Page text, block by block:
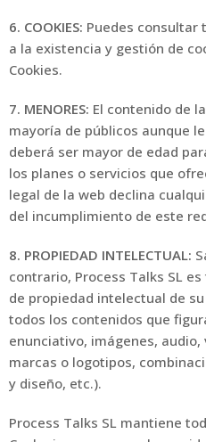
6. COOKIES: Puedes consultar
a la existencia y gestión de
Cookies.
7. MENORES: El contenido de
mayoría de públicos aunque
deberá ser mayor de edad
los planes o servicios que
legal de la web declina
del incumplimiento de este
8. PROPIEDAD INTELECTUAL:
contrario, Process Talks SL
de propiedad intelectual de
todos los contenidos que
enunciativo, imágenes,
marcas o logotipos,
y diseño, etc.).
Process Talks SL mantiene